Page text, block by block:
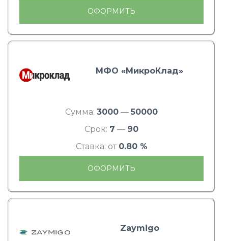
ОФОРМИТЬ
МФО «МикроКлад»
Сумма: 3000 — 50000
Срок: 7 — 90
Ставка: от 0.80 %
ОФОРМИТЬ
Zaymigo